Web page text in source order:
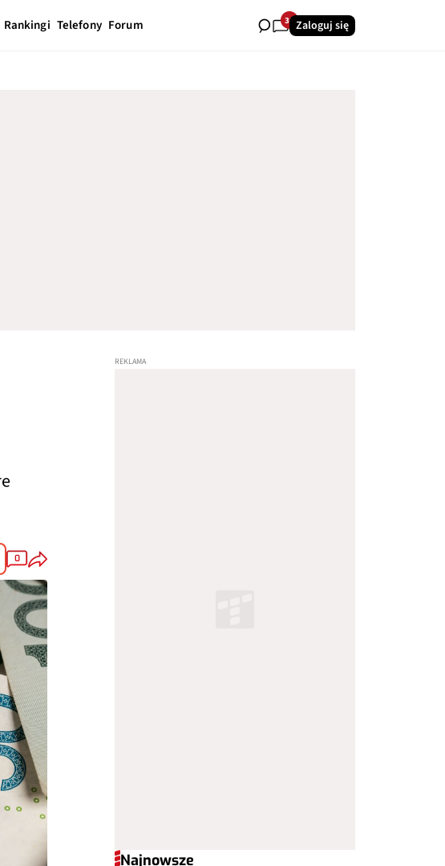
Rankingi Telefony Forum 36Zaloguj się
0
Najnowsze